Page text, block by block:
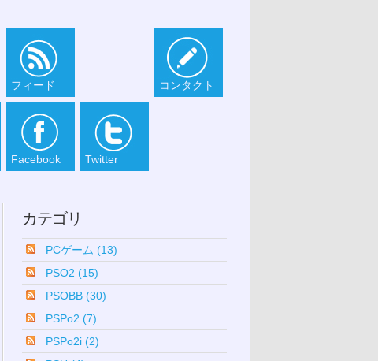
フィード コンタクト
Facebook Twitter
カテゴリ
PCゲーム (13)
PSO2 (15)
PSOBB (30)
PSPo2 (7)
PSPo2i (2)